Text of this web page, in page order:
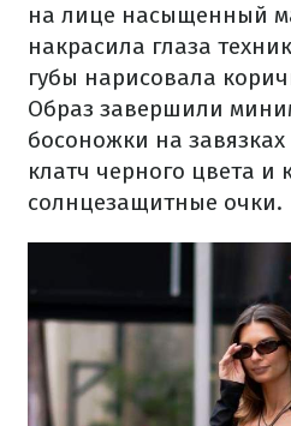
на лице насыщенный
накрасила глаза
губы нарисовала
Образ завершили
босоножки на
клатч черного цвета и
солнцезащитные очки.